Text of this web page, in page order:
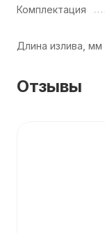
Комплектация
Длина излива, мм
Отзывы